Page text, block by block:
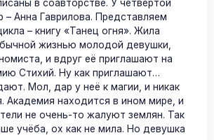
в соавторстве. У четвёртой
– Анна Гаврилова. Представляем
– книгу «Танец огня». Жила
жизнью молодой девушки,
и вдруг её приглашают на
Стихий. Ну как приглашают…
Мол, дар у неё к магии, и никак
Академия находится в ином мире, и
не очень-то жалуют землян. Так
учёба, ох как не мила. Но девушка